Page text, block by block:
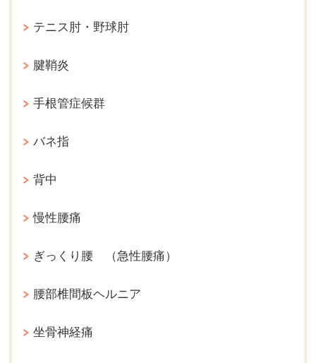
テニス肘・野球肘
腱鞘炎
手根管症候群
バネ指
背中
慢性腰痛
ぎっくり腰 （急性腰痛）
腰部椎間板ヘルニア
坐骨神経痛